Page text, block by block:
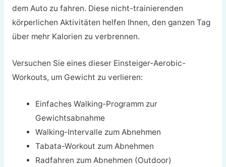
dem Auto zu fahren. Diese nicht-trainierenden
körperlichen Aktivitäten helfen Ihnen, den ganzen Tag
über mehr Kalorien zu verbrennen.
Versuchen Sie eines dieser Einsteiger-Aerobic-
Workouts, um Gewicht zu verlieren:
Einfaches Walking-Programm zur
Gewichtsabnahme
Walking-Intervalle zum Abnehmen
Tabata-Workout zum Abnehmen
Radfahren zum Abnehmen (Outdoor)